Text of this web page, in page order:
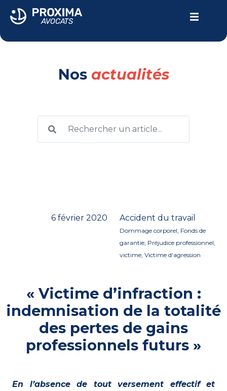
VOTRE PARCOURS
Contactez-nous
Nos actualités
6 février 2020 Accident du travail
Dommage corporel, Fonds de
garantie, Préjudice professionnel,
victime, Victime d'agression
« Victime d’infraction :
indemnisation de la totalité
des pertes de gains
professionnels futurs »
En l’absence de tout versement effectif et